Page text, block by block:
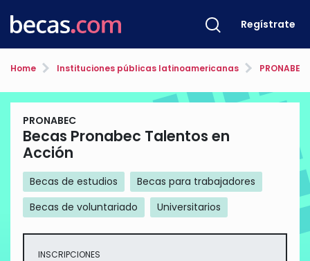
Regístrate
Home Instituciones públicas latinoamericanas PRONABEC
PRONABEC
Becas Pronabec Talentos en
Acción
Becas de estudios
Becas para trabajadores
Becas de voluntariado
Universitarios
INSCRIPCIONES